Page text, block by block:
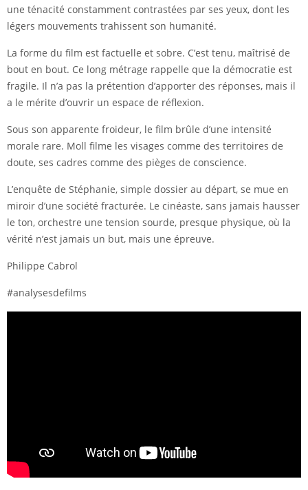
une ténacité constamment contrastées par ses yeux, dont les
légers mouvements trahissent son humanité.
La forme du film est factuelle et sobre. C’est tenu, maîtrisé de
bout en bout. Ce long métrage rappelle que la démocratie est
fragile. Il n’a pas la prétention d’apporter des réponses, mais il
a le mérite d’ouvrir un espace de réflexion.
Sous son apparente froideur, le film brûle d’une intensité
morale rare. Moll filme les visages comme des territoires de
doute, ses cadres comme des pièges de conscience.
L’enquête de Stéphanie, simple dossier au départ, se mue en
miroir d’une société fracturée. Le cinéaste, sans jamais hausser
le ton, orchestre une tension sourde, presque physique, où la
vérité n’est jamais un but, mais une épreuve.
Philippe Cabrol
#analysesdefilms